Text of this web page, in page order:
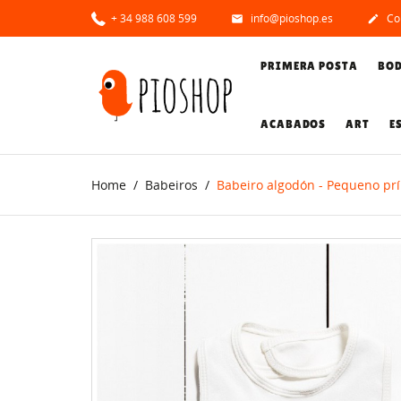
+ 34 988 608 599  info@pioshop.es 
PRIMERA POSTA
ACABADOS ART
Home Babeiros Babeiro algodón - Pequeno